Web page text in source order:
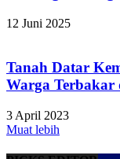
12 Juni 2025
Tanah Datar
Warga Terbakar
3 April 2023
Muat lebih